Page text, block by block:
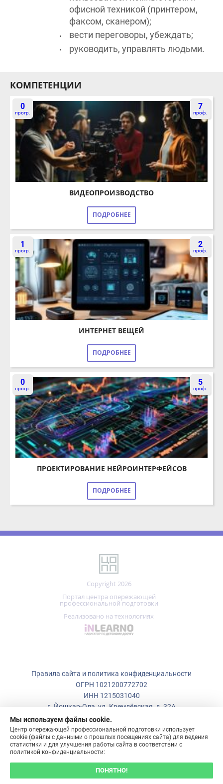
факсом, сканером);
вести переговоры, убеждать;
руководить, управлять людьми.
0
ВИДЕОПРОИЗВОДСТВО
ПОДРОБНЕЕ
прогр. проф.
ИНТЕРНЕТ ВЕЩЕЙ
ПОДРОБНЕЕ
ПРОЕКТИРОВАНИЕ НЕЙРОИНТЕРФЕЙСОВ
ПОДРОБНЕЕ
Copyright 2026
Портал центра опережающей
профессиональной подготовки
Реализовано на технологиях
г. Йошкар-Ола, ул. Кремлёвская, д. 32А
+7 (836)223-50-73
Центр опережающей профессиональной подготовки использует
cookie (файлы с данными о прошлых посещениях сайта) для ведения
политикой конфиденциальности:
ПОНЯТНО!